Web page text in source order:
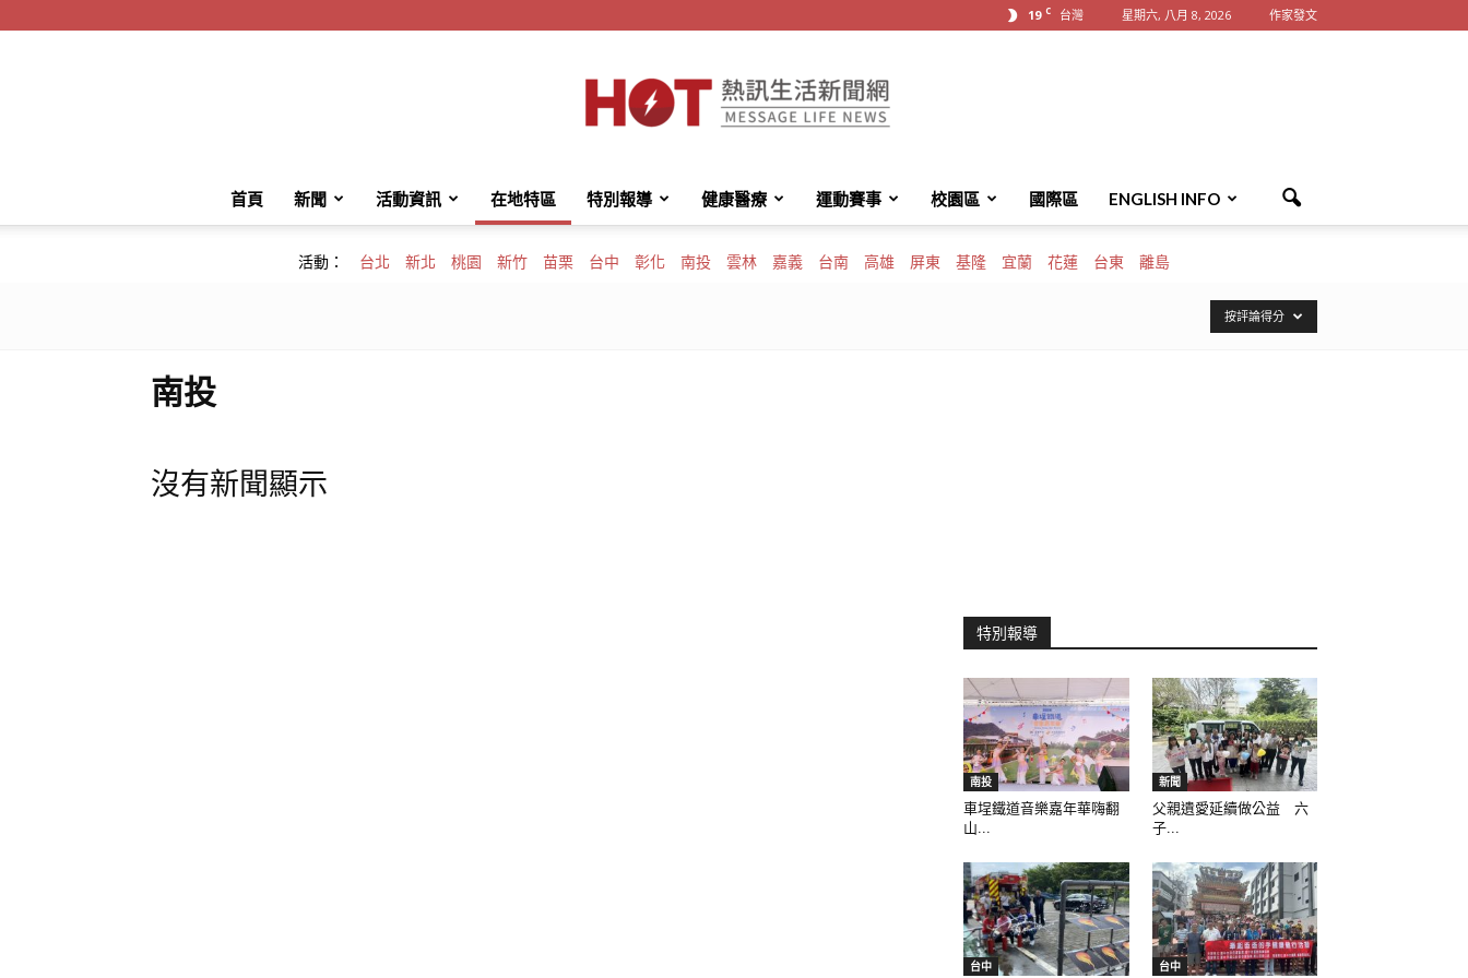
19 C 台灣 星期六, 八月 8, 2026 作家發文
HotMessage
首頁 新聞 活動資訊 在地特區 特別報導 健康醫療 運動賽事 校園區 國際區 ENGLISH INFO
活動： 台北 新北 桃園 新竹 苗栗 台中 彰化 南投 雲林 嘉義 台南 高雄 屏東 基隆 宜蘭 花蓮 台東 離島
按評論得分
南投
沒有新聞顯示
特別報導
南投
車埕鐵道音樂嘉年華嗨翻
山...
新聞
父親遺愛延續做公益 六
子...
台中 台中